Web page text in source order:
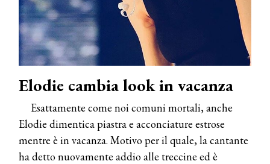
Elodie cambia look in vacanza
Esattamente come noi comuni mortali, anche
Elodie dimentica piastra e acconciature estrose
mentre è in vacanza. Motivo per il quale, la cantante
ha detto nuovamente addio alle treccine ed è